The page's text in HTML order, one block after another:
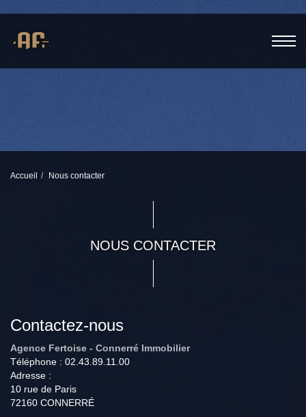
Accueil Nous contacter
NOUS CONTACTER
Contactez-nous
Agence Fertoise - Connerré Immobilier
Téléphone : 02.43.89.11.00
Adresse :
10 rue de Paris
72160 CONNERRÉ